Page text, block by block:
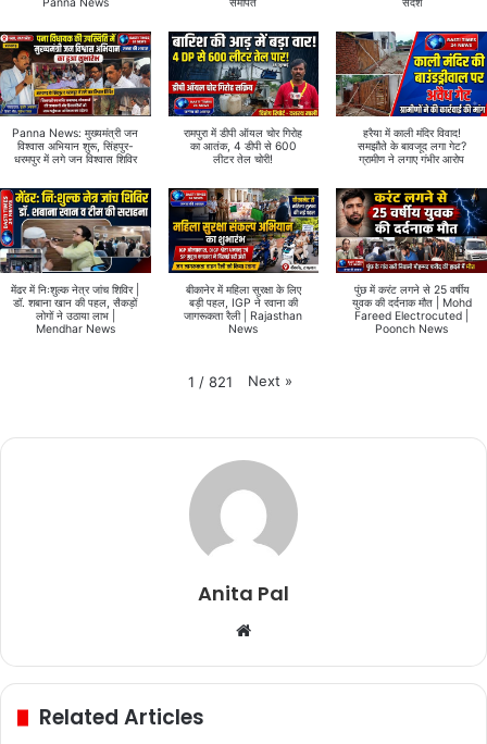
Panna News
समर्पित
संदेश
Panna News: मुख्यमंत्री जन
विश्वास अभियान शुरू, सिंहपुर-
धरमपुर में लगे जन विश्वास शिविर
रामपुरा में डीपी ऑयल चोर गिरोह
का आतंक, 4 डीपी से 600
लीटर तेल चोरी!
हरैया में काली मंदिर विवाद!
समझौते के बावजूद लगा गेट?
ग्रामीण ने लगाए गंभीर आरोप
मेंढर में निःशुल्क नेत्र जांच शिविर |
डॉ. शबाना खान की पहल, सैकड़ों
लोगों ने उठाया लाभ |
Mendhar News
बीकानेर में महिला सुरक्षा के लिए
बड़ी पहल, IGP ने रवाना की
जागरूकता रैली | Rajasthan
News
पुंछ में करंट लगने से 25 वर्षीय
युवक की दर्दनाक मौत | Mohd
Fareed Electrocuted |
Poonch News
1 / 821 Next »
Anita Pal
Website
Related Articles